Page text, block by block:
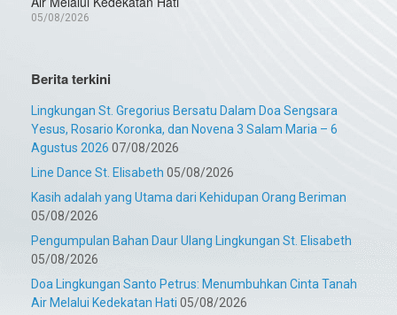
05/08/2026
Berita terkini
Lingkungan St. Gregorius Bersatu Dalam Doa Sengsara
Yesus, Rosario Koronka, dan Novena 3 Salam Maria – 6
Agustus 2026 07/08/2026
Line Dance St. Elisabeth 05/08/2026
Kasih adalah yang Utama dari Kehidupan Orang Beriman
05/08/2026
Pengumpulan Bahan Daur Ulang Lingkungan St. Elisabeth
05/08/2026
Doa Lingkungan Santo Petrus: Menumbuhkan Cinta Tanah
Air Melalui Kedekatan Hati 05/08/2026